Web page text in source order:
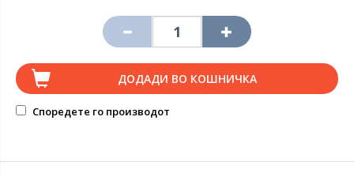
ДОДАДИ ВО КОШНИЧКА
Споредете го производот